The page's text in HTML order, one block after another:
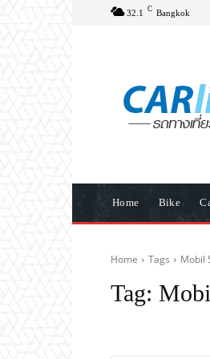
32.1 C Bangkok
Home Bike
Home Tags Mobil
Tag: